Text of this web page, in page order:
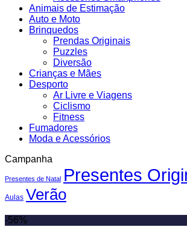
Animais de Estimação
Auto e Moto
Brinquedos
Prendas Originais
Puzzles
Diversão
Crianças e Mães
Desporto
Ar Livre e Viagens
Ciclismo
Fitness
Fumadores
Moda e Acessórios
Campanha
Presentes de Natal Presentes
Aulas Verão
-56%